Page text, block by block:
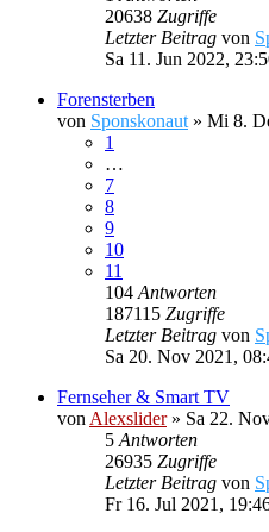
20638 Zugriffe
Letzter Beitrag von
Sa 11. Jun 2022,
Forensterben
von Sponskonaut » Mi 8.
1
…
7
8
9
10
11
104 Antworten
187115 Zugriffe
Letzter Beitrag von
Sa 20. Nov 2021,
Fernseher & Smart TV
von Alexslider» Sa 22.
5 Antworten
26935 Zugriffe
Letzter Beitrag von
Fr 16. Jul 2021,